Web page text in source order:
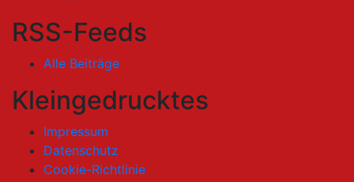
RSS-Feeds
Alle Beiträge
Kleingedrucktes
Impressum
Datenschutz
Cookie-Richtlinie